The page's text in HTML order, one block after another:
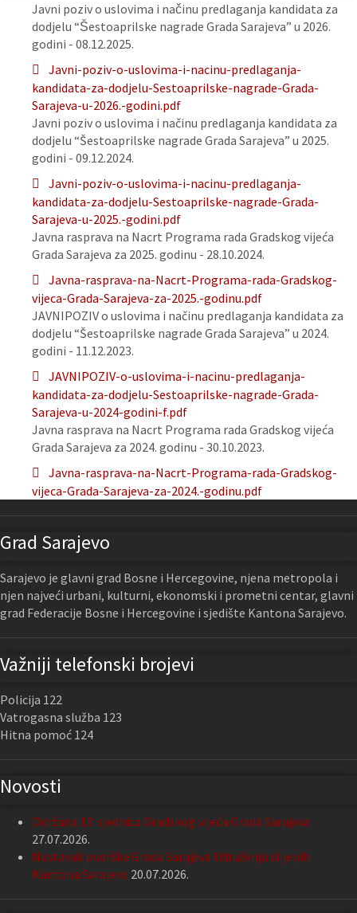
Javni poziv o uslovima i načinu predlaganja kandidata za
dodjelu “Šestoaprilske nagrade Grada Sarajeva” u 2026.
godini - 08.12.2025.
Javni-poziv-o-uslovima-i-nacinu-predlaganja-
kandidata-za-dodjelu-Sestoaprilske-nagrade-Grada-
Sarajeva-u-2026.-godini.pdf
Javni poziv o uslovima i načinu predlaganja kandidata za
dodjelu “Šestoaprilske nagrade Grada Sarajeva” u 2025.
godini - 09.12.2024.
Javni-poziv-o-uslovima-i-nacinu-predlaganja-
kandidata-za-dodjelu-Sestoaprilske-nagrade-Grada-
Sarajeva-u-2025.-godini.pdf
Javna rasprava na Nacrt Programa rada Gradskog vijeća
Grada Sarajeva za 2025. godinu - 28.10.2024.
Javna-rasprava-na-Nacrt-Programa-rada-Gradskog-
vijeca-Grada-Sarajeva-za-2025.-godinu.pdf
JAVNIPOZIV o uslovima i načinu predlaganja kandidata za
dodjelu “Šestoaprilske nagrade Grada Sarajeva” u 2024.
godini - 11.12.2023.
JAVNIPOZIV-o-uslovima-i-nacinu-predlaganja-
kandidata-za-dodjelu-Sestoaprilske-nagrade-Grada-
Sarajeva-u-2024-godini-f.pdf
Javna rasprava na Nacrt Programa rada Gradskog vijeća
Grada Sarajeva za 2024. godinu - 30.10.2023.
Javna-rasprava-na-Nacrt-Programa-rada-Gradskog-
vijeca-Grada-Sarajeva-za-2024.-godinu.pdf
Grad Sarajevo
Sarajevo je glavni grad Bosne i Hercegovine, njena metropola i
njen najveći urbani, kulturni, ekonomski i prometni centar, glavni
grad Federacije Bosne i Hercegovine i sjedište Kantona Sarajevo.
Važniji telefonski brojevi
Policija 122
Vatrogasna služba 123
Hitna pomoć 124
Novosti
Održana 13. sjednica Gradskog vijeća Grada Sarajeva
27.07.2026.
Nastavak podrške Grada Sarajeva Udruženju slijepih
Kantona Sarajevo 20.07.2026.